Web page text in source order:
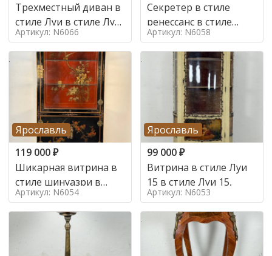
Трехместный диван в
стиле Луи в стиле Луи
16,
Артикул: N6066
Секретер в стиле
ренессанс в стиле
ренессанс, 19 век
Артикул: N6058
Ярославль
119 000₽
Шикарная витрина в
стиле шинуазри в
стиле шинуазри,
Артикул: N6054
Ярославль
99 000₽
Витрина в стиле Луи
15 в стиле Луи 15,
Артикул: N6053